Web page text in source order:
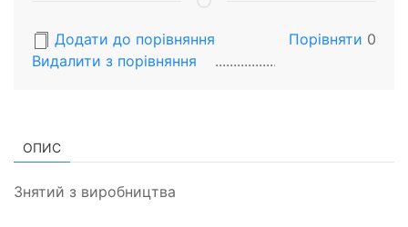
Додати до порівняння
Видалити з порiвняння
Порівняти 0
ОПИС
Знятий з виробництва